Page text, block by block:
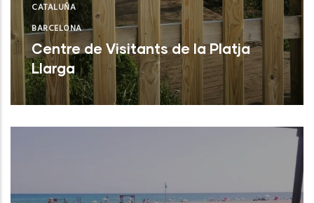
CATALUÑA
BARCELONA
Centre de Visitants de la Platja
Llarga
Vilanova i la Geltrú (Barcelona)